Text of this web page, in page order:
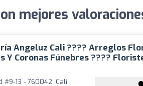
mejores
Angeluz Cali ???? Arreglos
Y Coronas Fúnebres ????
#9-13 - 760042, Cali